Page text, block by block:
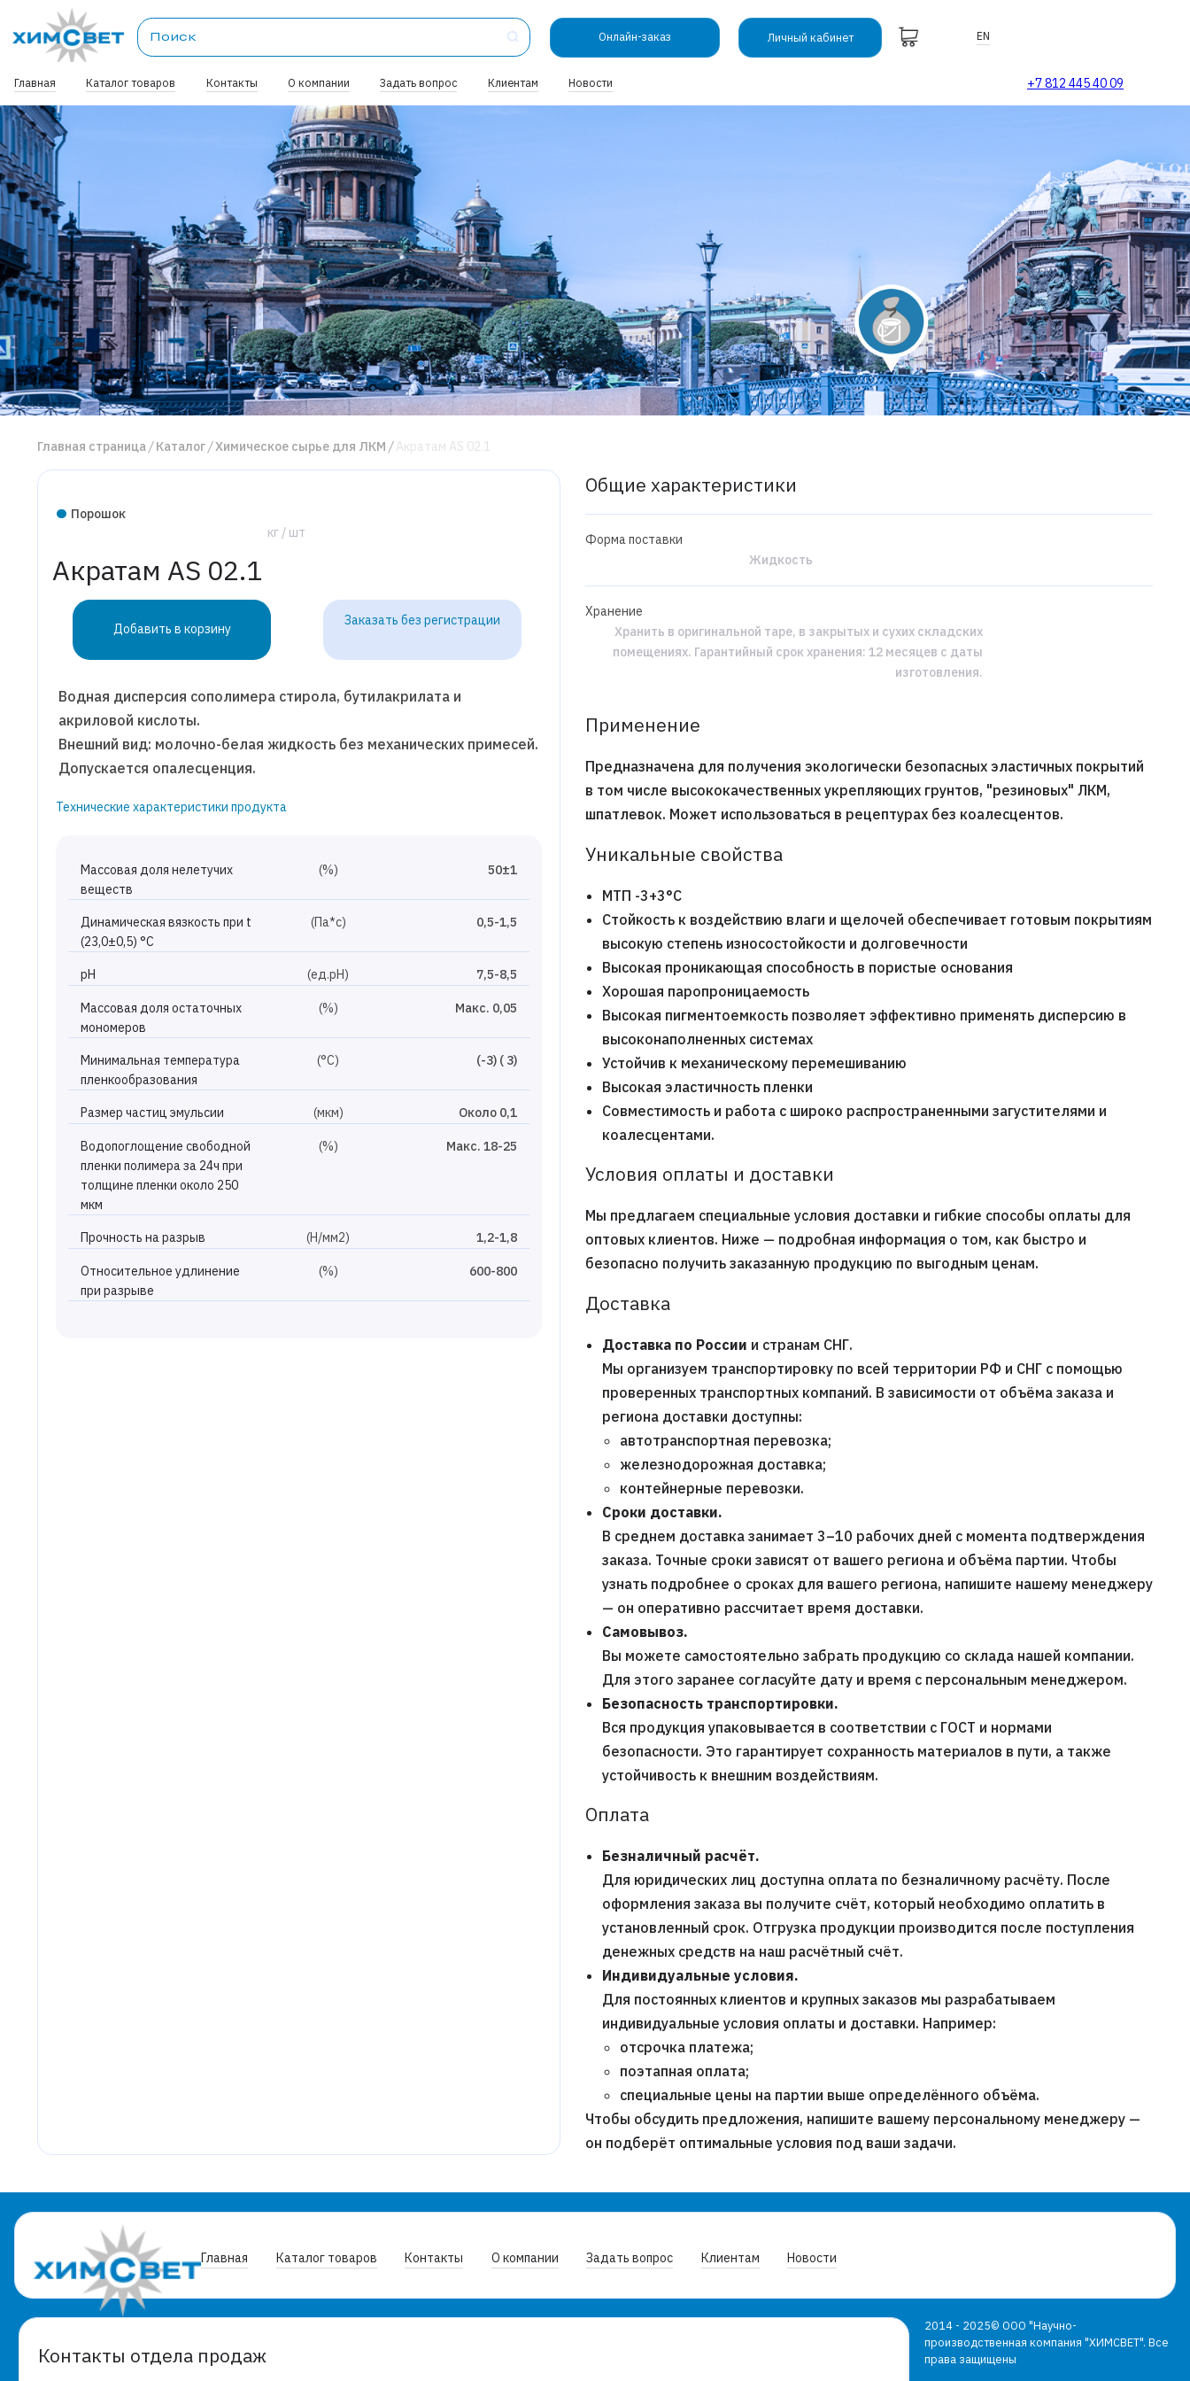
Онлайн-заказ Личный кабинет EN
Главная Каталог товаров Контакты О компании Задать вопрос Клиентам Новости +7 812 445 40 09
Главная страница Каталог Химическое сырье для ЛКМ Акратам AS 02.1
Порошок
кг / шт
Акратам AS 02.1
Добавить в корзину
Заказать без регистрации
Водная дисперсия сополимера стирола, бутилакрилата и
акриловой кислоты.
Внешний вид: молочно-белая жидкость без механических примесей.
Допускается опалесценция.
Технические характеристики продукта
Массовая доля нелетучих
веществ
(%) 50±1
Динамическая вязкость при t
(23,0±0,5) °С
(Па*с) 0,5-1,5
pH (ед.рН) 7,5-8,5
Массовая доля остаточных
мономеров
(%) Макс. 0,05
Минимальная температура
пленкообразования
(°С) (-3) ( 3)
Размер частиц эмульсии (мкм) Около 0,1
Водопоглощение свободной
пленки полимера за 24ч при
толщине пленки около 250
мкм
(%) Макс. 18-25
Прочность на разрыв (Н/мм2) 1,2-1,8
Относительное удлинение
при разрыве
(%) 600-800
Общие характеристики
Форма поставки
Жидкость
Хранение
Хранить в оригинальной таре, в закрытых и сухих складских
помещениях. Гарантийный срок хранения: 12 месяцев с даты
изготовления.
Применение
Предназначена для получения экологически безопасных эластичных покрытий
в том числе высококачественных укрепляющих грунтов, "резиновых" ЛКМ,
шпатлевок. Может использоваться в рецептурах без коалесцентов.
Уникальные свойства
МТП -3+3°С
Стойкость к воздействию влаги и щелочей обеспечивает готовым покрытиям
высокую степень износостойкости и долговечности
Высокая проникающая способность в пористые основания
Хорошая паропроницаемость
Высокая пигментоемкость позволяет эффективно применять дисперсию в
высоконаполненных системах
Устойчив к механическому перемешиванию
Высокая эластичность пленки
Совместимость и работа с широко распространенными загустителями и
коалесцентами.
Условия оплаты и доставки
Мы предлагаем специальные условия доставки и гибкие способы оплаты для
оптовых клиентов. Ниже — подробная информация о том, как быстро и
безопасно получить заказанную продукцию по выгодным ценам.
Доставка
Доставка по России и странам СНГ.
Мы организуем транспортировку по всей территории РФ и СНГ с помощью
проверенных транспортных компаний. В зависимости от объёма заказа и
региона доставки доступны:
автотранспортная перевозка;
железнодорожная доставка;
контейнерные перевозки.
Сроки доставки.
В среднем доставка занимает 3–10 рабочих дней с момента подтверждения
заказа. Точные сроки зависят от вашего региона и объёма партии. Чтобы
узнать подробнее о сроках для вашего региона, напишите нашему менеджеру
— он оперативно рассчитает время доставки.
Самовывоз.
Вы можете самостоятельно забрать продукцию со склада нашей компании.
Для этого заранее согласуйте дату и время с персональным менеджером.
Безопасность транспортировки.
Вся продукция упаковывается в соответствии с ГОСТ и нормами
безопасности. Это гарантирует сохранность материалов в пути, а также
устойчивость к внешним воздействиям.
Оплата
Безналичный расчёт.
Для юридических лиц доступна оплата по безналичному расчёту. После
оформления заказа вы получите счёт, который необходимо оплатить в
установленный срок. Отгрузка продукции производится после поступления
денежных средств на наш расчётный счёт.
Индивидуальные условия.
Для постоянных клиентов и крупных заказов мы разрабатываем
индивидуальные условия оплаты и доставки. Например:
отсрочка платежа;
поэтапная оплата;
специальные цены на партии выше определённого объёма.
Чтобы обсудить предложения, напишите вашему персональному менеджеру —
он подберёт оптимальные условия под ваши задачи.
Главная Каталог товаров Контакты О компании Задать вопрос Клиентам Новости
Контакты отдела продаж
2014 - 2025© ООО "Научно-
производственная компания "ХИМСВЕТ". Все
права защищены